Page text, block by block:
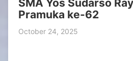
SMA Yos Sudarso
Pramuka ke-62
October 24, 2025